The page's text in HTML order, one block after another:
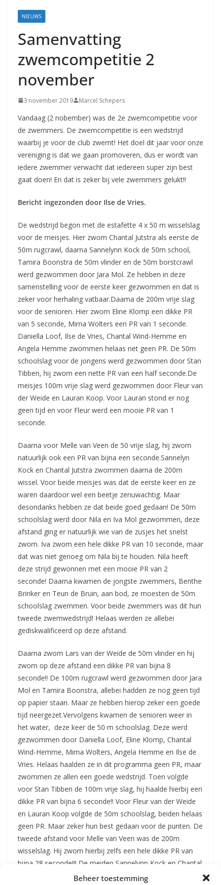
Beheer toestemming
Coevorden
NIEUWS
Samenvatting
zwemcompetitie 2
november
3 november 2019 Marcel Schepers
Vandaag (2 nobember) was de 2e zwemcompetitie voor
de zwemmers. De zwemcompetitie is een wedstrijd
waarbij je voor de club zwemt! Het doel dit jaar voor onze
vereniging is dat we gaan promoveren, dus er wordt van
iedere zwemmer verwacht dat iedereen super zijn best
gaat doen! En dat is zeker bij vele zwemmers gelukt!!
Bericht ingezonden door Ilse de Vries.
De wedstrijd begon met de estafette 4 x 50 m wisselslag
voor de meisjes. Hier zwom Chantal Jutstra als eerste de
50m rugcrawl, daarna Sannelynn Kock de 50m school,
Tamira Boonstra de 50m vlinder en de 50m borstcrawl
werd gezwommen door Jara Mol. Ze hebben in deze
samenstelling voor de eerste keer gezwommen en dat is
zeker voor herhaling vatbaar.Daarna de 200m vrije slag
voor de senioren. Hier zwom Eline Klomp een dikke PR
van 5 seconde, Mirna Wolters een PR van 1 seconde.
Daniella Loof, Ilse de Vries, Chantal Wind-Hemme en
Angela Hemme zwommen helaas net geen PR. De 50m
schoolslag voor de jongens werd gezwommen door Stan
Tibben, hij zwom een nette PR van een half seconde.De
meisjes 100m vrije slag werd gezwommen door Fleur van
der Weide en Lauran Koop. Voor Lauran stond er nog
geen tijd en voor Fleur werd een mooie PR van 1
seconde.
Daarna voor Melle van Veen de 50 vrije slag, hij zwom
natuurlijk ook een PR van bijna een seconde.Sannelyn
Kock en Chantal Jutstra zwommen daarna de 200m
wissel. Voor beide meisjes was dat de eerste keer en ze
waren daardoor wel een beetje zenuwachtig. Maar
desondanks hebben ze dat beide goed gedaan! De 50m
schoolslag werd door Nila en Iva Mol gezwommen, deze
afstand ging er natuurlijk wie van de zusjes het snelst
zwom. Iva zwom een hele dikke PR van 10 seconde, maar
dat was niet genoeg om Nila bij te houden. Nila heeft
deze strijd gewonnen met een mooie PR van 2
seconde! Daarna kwamen de jongste zwemmers, Benthe
Brinker en Teun de Bruin, aan bod, ze moesten de 50m
schoolslag zwemmen. Voor beide zwemmers was dit hun
tweede zwemwedstrijd! Helaas werden ze allebei
gediskwalificeerd op deze afstand.
Daarna zwom Lars van der Weide de 50m vlinder en hij
zwom op deze afstand een dikke PR van bijna 8
seconde!! De 100m rugcrawl werd gezwommen door Jara
Mol en Tamira Boonstra, allebei hadden ze nog geen tijd
op papier staan. Maar ze hebben hierop zeker een goede
tijd neergezet.Vervolgens kwamen de senioren weer in
het water, deze keer de 50 m schoolslag. Deze werd
gezwommen door Daniella Loof, Eline Klomp, Chantal
Wind-Hemme, Mirna Wolters, Angela Hemme en Ilse de
Vries. Helaas haalden ze in dit programma geen PR, maar
zwommen ze allen een goede wedstrijd. Toen volgde
voor Stan Tibben de 100m vrije slag, hij haalde hierbij een
dikke PR van bijna 6 seconde!! Voor Fleur van der Weide
en Lauran Koop volgde de 50m schoolslag, beiden helaas
geen PR. Maar zeker hun best gedaan voor de punten. De
tweede afstand voor Melle van Veen was de 200m
wisselslag. Hij zwom hierbij zelfs een hele dikke PR van
bijna 28 seconde!!! De meiden Sannelynn Kock en Chantal
Jutstra moesten de 50m vrije slag zwemmen. Chantal